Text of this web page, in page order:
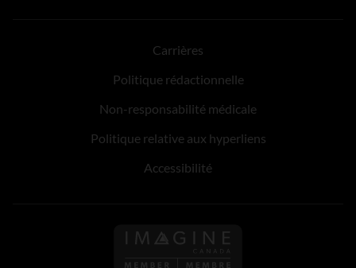
Carrières
Politique rédactionnelle
Non-responsabilité médicale
Politique relative aux hyperliens
Accessibilité